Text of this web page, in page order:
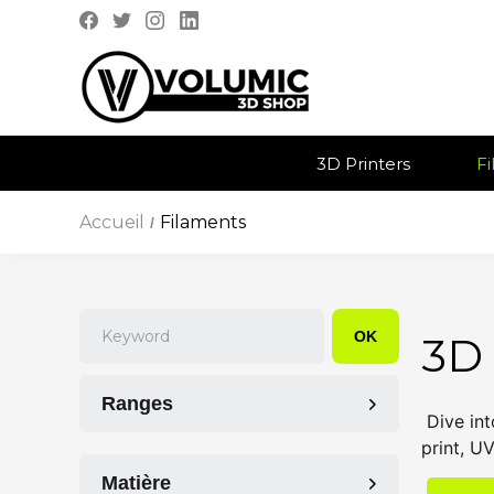
3D Printers
Accueil / Filaments
OK
Ranges
UNIVERSAL ULTRA Volumic
Matière
3D
Dive
print,